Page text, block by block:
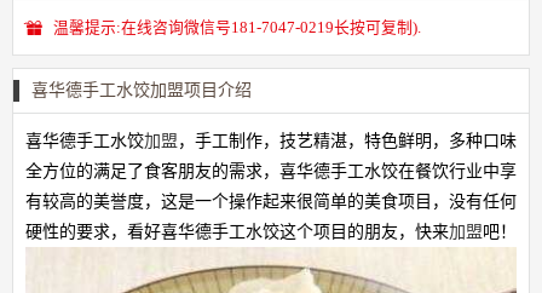
温馨提示:在线咨询微信号181-7047-0219长按可复制).
喜华德手工水饺加盟项目介绍
喜华德手工水饺加盟 ，手工制作，技艺精湛，特色鲜明，多种口味
全方位的满足了食客朋友的需求，喜华德手工水饺在餐饮行业中享
有较高的美誉度，这是一个操作起来很简单的美食项目，没有任何
硬性的要求，看好喜华德手工水饺这个项目的朋友，快来加盟吧！